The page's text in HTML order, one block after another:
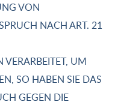
VON
NACH ART. 21
VERARBEITET, UM
SO HABEN SIE DAS
GEGEN DIE